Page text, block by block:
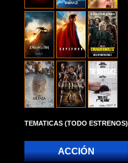
TEMATICAS (TODO ESTRENOS)
ACCIÓN